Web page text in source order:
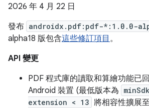
2026 年 4 月 22 日
發布 androidx.pdf:pdf-*:1.0.0-
alpha18 版包含這些修訂項目 。
API 變更
PDF 程式庫的讀取和算繪功能已
Android 裝置 (最低版本為
extension < 13 將相容性擴展